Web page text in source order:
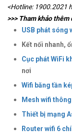
<Hotline: 1900.2021
>>> Tham khảo
USB phát sóng
Kết nối nhanh,
Cục phát WiFi
nơi
Wifi băng tần
Mesh wifi
Thiết bị mạng
Router wifi 6